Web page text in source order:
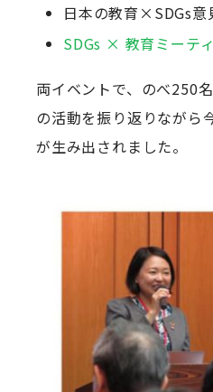
日本の教育×SDGs意
SDGs × 教育ミーテ
両イベントで、のべ250
の活動を振り返りながら
が生み出されました。